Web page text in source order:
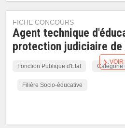
FICHE CONCOURS
Agent technique
protection judiciaire de
Fonction Publique d'Etat Catégorie
Filière Socio-éducative
VOIR